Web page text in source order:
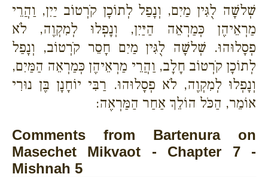
שְׁלשָׁה לֻגִּין מַיִם, וְנָפַל לְתוֹכָן קֹרְטוֹב יַיִן, וַהֲרֵי
מַרְאֵיהֶן כְּמַרְאֵה הַיַּיִן, וְנָפְלוּ לְמִקְוֶה, לֹא
פְסָלוּהוּ. שְׁלשָׁה לֻגִּין מַיִם חָסֵר קֹרְטוֹב, וְנָפַל
לְתוֹכָן קֹרְטוֹב חָלָב, וַהֲרֵי מַרְאֵיהֶן כְּמַרְאֵה הַמַּיִם,
וְנָפְלוּ לְמִקְוֶה, לֹא פְסָלוּהוּ. רַבִּי יוֹחָנָן בֶּן נוּרִי
אוֹמֵר, הַכֹּל הוֹלֵךְ אַחַר הַמַּרְאֶה:
Comments from Bartenura on
Masechet Mikvaot - Chapter 7 -
Mishnah 5